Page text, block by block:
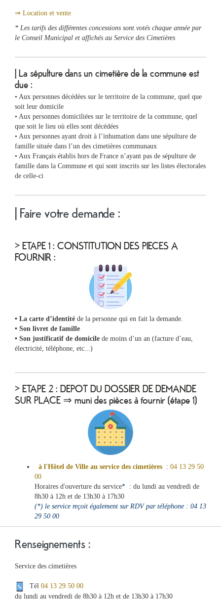
Culture
Loisirs
|
Sports
Billetterie
Infos
Travaux/Voirie
|
Circulation
⇒ Location et vente
* Les tarifs des différentes concessions sont votés chaque année par
le Conseil Municipal et affichés au Service des Cimetières
| La sépulture dans un cimetière de la commune est
due :
• Aux personnes décédées sur le territoire de la commune, quel que
soit leur domicile
• Aux personnes domiciliées sur le territoire de la commune, quel
que soit le lieu où elles sont décédées
• Aux personnes ayant droit à l’inhumation dans une sépulture de
famille située dans l’un des cimetières communaux
• Aux Français établis hors de France n’ayant pas de sépulture de
famille dans la Commune et qui sont inscrits sur les listes électorales
de celle-ci
| Faire votre demande :
> ETAPE 1 : CONSTITUTION DES PIECES A
FOURNIR :
• La carte d’identité de la personne qui en fait la demande.
• Son livret de famille
• Son justificatif de domicile de moins d’un an (facture d’eau,
électricité, téléphone, etc...)
> ETAPE 2 : DEPOT DU DOSSIER DE DEMANDE
SUR PLACE ⇒ muni des pièces à fournir (étape 1)
à l'Hôtel de Ville au service des cimetières : 04 13 29 50
00
Horaires d'ouverture du service* : du lundi au vendredi de
8h30 à 12h et de 13h30 à 17h30
(*) le service reçoit également sur RDV par téléphone : 04 13
29 50 00
Renseignements :
Service des cimetières
Tél 04 13 29 50 00
du lundi au vendredi de 8h30 à 12h et de 13h30 à 17h30